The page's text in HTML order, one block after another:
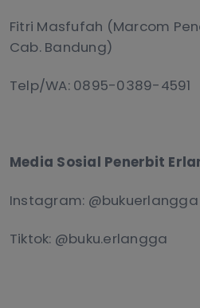
Fitri Masfufah (Marcom
Cab. Bandung)
Telp/WA: 0895-0389-4591
Media Sosial Penerbit
Instagram: @bukuerlangga
Tiktok: @buku.erlangga